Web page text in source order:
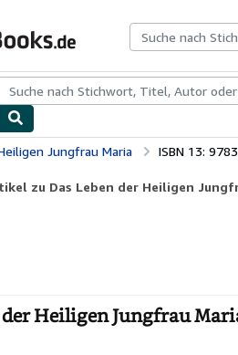
Antiquarische BücherKunst &
Jungfrau Maria ISBN 13:
zu Das Leben der Heiligen
der Heiligen Jungfrau